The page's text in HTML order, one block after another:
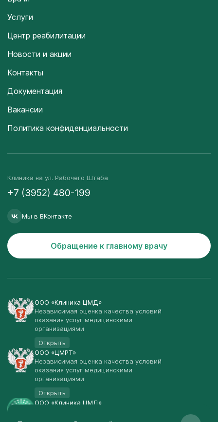
Услуги
Центр реабилитации
Новости и акции
Контакты
Документация
Вакансии
Политика конфиденциальности
Клиника на ул. Рабочего Штаба
+7 (3952) 480-199
Мы в ВКонтакте
Обращение к главному врачу
ООО «Клиника ЦМД»
Независимая оценка качества условий
оказания услуг медицинскими
организациями
Открыть
ООО «ЦМРТ»
Независимая оценка качества условий
оказания услуг медицинскими
организациями
Открыть
ООО «Клиника ЦМД»